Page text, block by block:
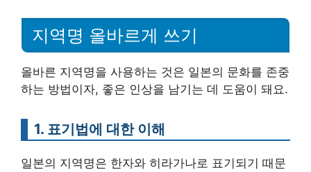
지역명 올바르게 쓰기
올바른 지역명을 사용하는 것은 일본의 문화를 존중
하는 방법이자, 좋은 인상을 남기는 데 도움이 돼요.
1. 표기법에 대한 이해
일본의 지역명은 한자와 히라가나로 표기되기 때문